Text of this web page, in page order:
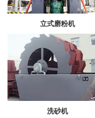
立式磨粉机
洗砂机